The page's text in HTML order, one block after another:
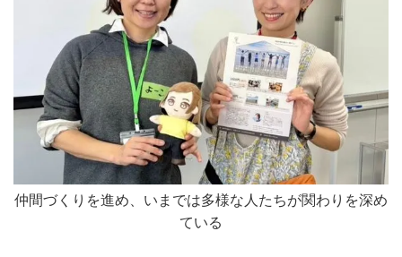
仲間づくりを進め、いまでは多様な人たちが関わりを深め
ている